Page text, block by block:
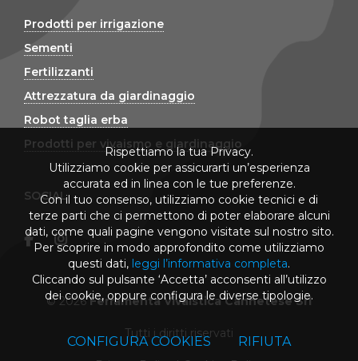
Prodotti per irrigazione
Sementi
Fertilizzanti
Attrezzatura da giardinaggio
Robot taglia erba
Prodotti per vivaismo e giardinaggio
SOCIAL
© 2026Ferramenta Vivaistica Cannetese Srl
Tutti i diritti riservati
Rispettiamo la tua Privacy.
Utilizziamo cookie per assicurarti un’esperienza
accurata ed in linea con le tue preferenze.
Con il tuo consenso, utilizziamo cookie tecnici e di
terze parti che ci permettono di poter elaborare alcuni
dati, come quali pagine vengono visitate sul nostro sito.
Per scoprire in modo approfondito come utilizziamo
questi dati, leggi l’informativa completa.
Cliccando sul pulsante ‘Accetta’ acconsenti all’utilizzo
dei cookie, oppure configura le diverse tipologie.
CONFIGURA COOKIES RIFIUTA